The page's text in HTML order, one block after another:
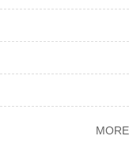
MORE